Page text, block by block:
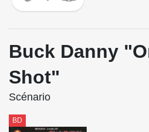
Buck Danny
Shot"
Scénario
BD